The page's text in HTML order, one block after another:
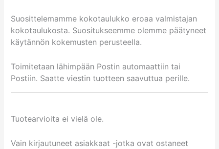
Suosittelemamme kokotaulukko eroaa valmistajan
kokotaulukosta. Suositukseemme olemme päätyneet
käytännön kokemusten perusteella.
Toimitetaan lähimpään Postin automaattiin tai
Postiin. Saatte viestin tuotteen saavuttua perille.
Tuotearvioita ei vielä ole.
Vain kirjautuneet asiakkaat -jotka ovat ostaneet